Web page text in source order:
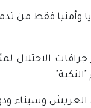
فقط من
تدمير جرافات
وسيناء